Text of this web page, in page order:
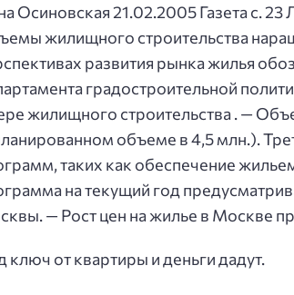
Осиновская 21.02.2005 Газета
жилищного строительства
развития рынка жилья
градостроительной
жилищного строительства . —
объеме в 4,5 млн.).
таких как обеспечение
на текущий год
— Рост цен на жилье в Москве
ключ от квартиры и деньги дадут.